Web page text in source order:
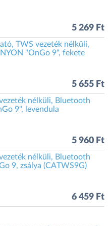
5 269 Ft
TWS vezeték nélküli,
"OnGo 9", fekete
5 655 Ft
nélküli, Bluetooth
9", levendula
5 960 Ft
nélküli, Bluetooth
9, zsálya (CATWS9G)
6 459 Ft